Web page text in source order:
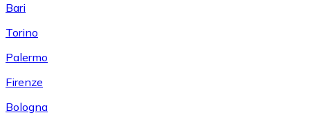
Bari
Torino
Palermo
Firenze
Bologna